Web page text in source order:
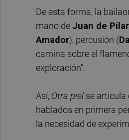
De esta forma, la
mano de Juan de Pilar
Amador), percusión (
camina sobre el
exploración”.
Así, Otra piel se articula
hablados en primera
la necesidad de